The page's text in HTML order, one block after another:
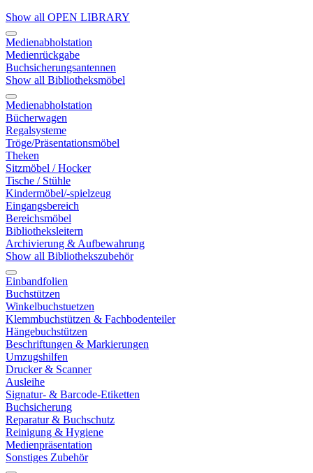
Show all OPEN LIBRARY
Medienabholstation
Medienrückgabe
Buchsicherungsantennen
Show all Bibliotheksmöbel
Medienabholstation
Bücherwagen
Regalsysteme
Tröge/Präsentationsmöbel
Theken
Sitzmöbel / Hocker
Tische / Stühle
Kindermöbel/-spielzeug
Eingangsbereich
Bereichsmöbel
Bibliotheksleitern
Archivierung & Aufbewahrung
Show all Bibliothekszubehör
Einbandfolien
Buchstützen
Winkelbuchstuetzen
Klemmbuchstützen & Fachbodenteiler
Hängebuchstützen
Beschriftungen & Markierungen
Umzugshilfen
Drucker & Scanner
Ausleihe
Signatur- & Barcode-Etiketten
Buchsicherung
Reparatur & Buchschutz
Reinigung & Hygiene
Medienpräsentation
Sonstiges Zubehör